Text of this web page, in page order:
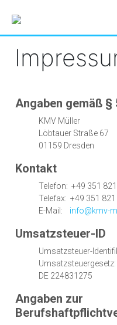
Angaben gemäß §
KMV Müller
Löbtauer Straße 67
01159 Dresden
Kontakt
Telefon: +49 351
Telefax: +49 351
E-Mail: info@kmv-
Umsatzsteuer-ID
Umsatzsteuer-
Umsatzsteuergesetz:
DE 224831275
Angaben zur